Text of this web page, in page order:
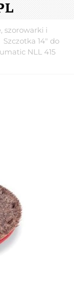
szorowarki i
Szczotka 14" do
NLL 415